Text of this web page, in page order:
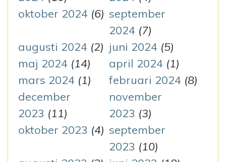
oktober 2024 (6) september
2024 (7)
augusti 2024 (2) juni 2024 (5)
maj 2024 (14) april 2024 (1)
mars 2024 (1) februari 2024 (8)
december
2023 (11)
november
2023 (3)
oktober 2023 (4) september
2023 (10)